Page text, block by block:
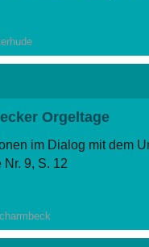
Alpensymphonie).
Orgeltage
im Dialog mit dem
9, S. 12